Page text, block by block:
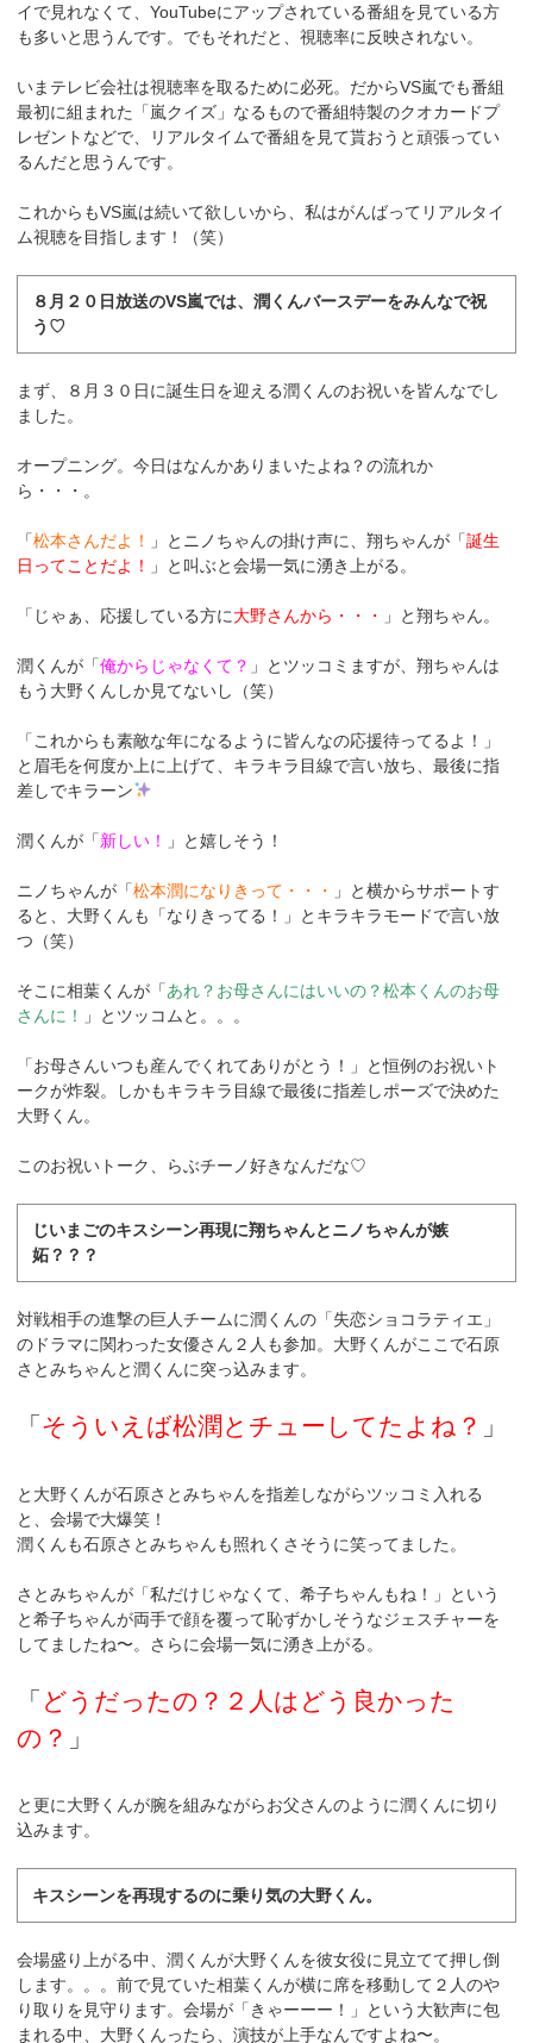
イで見れなくて、YouTubeにアップされている番組を見ている方
も多いと思うんです。でもそれだと、視聴率に反映されない。
いまテレビ会社は視聴率を取るために必死。だからVS嵐でも番組
最初に組まれた「嵐クイズ」なるもので番組特製のクオカードプ
レゼントなどで、リアルタイムで番組を見て貰おうと頑張ってい
るんだと思うんです。
これからもVS嵐は続いて欲しいから、私はがんばってリアルタイ
ム視聴を目指します！（笑）
８月２０日放送のVS嵐では、潤くんバースデーをみんなで祝
う♡
まず、８月３０日に誕生日を迎える潤くんのお祝いを皆んなでし
ました。
オープニング。今日はなんかありまいたよね？の流れか
ら・・・。
「松本さんだよ！ 」とニノちゃんの掛け声に、翔ちゃんが「誕生
日ってことだよ！
」と叫ぶと会場一気に湧き上がる。
「じゃぁ、応援している方に大野さんから ・・・ 」と翔ちゃん。
潤くんが「俺からじゃなくて？ 」とツッコミますが、翔ちゃんは
もう大野くんしか見てないし（笑）
「これからも素敵な年になるように皆んなの応援待ってるよ！」
と眉毛を何度か上に上げて、キラキラ目線で言い放ち、最後に指
差しでキラーン
潤くんが「新しい！ 」と嬉しそう！
ニノちゃんが「松本潤になりきって・・・
」と横からサポートす
ると、大野くんも「なりきってる！」とキラキラモードで言い放
つ（笑）
そこに相葉くんが「あれ？お母さんにはいいの？松本くんのお母
さんに！
」とツッコムと。。。
「お母さんいつも産んでくれてありがとう！」と恒例のお祝いト
ークが炸裂。しかもキラキラ目線で最後に指差しポーズで決めた
大野くん。
このお祝いトーク、らぶチーノ好きなんだな♡
じいまごのキスシーン再現に翔ちゃんとニノちゃんが嫉
妬？？？
対戦相手の進撃の巨人チームに潤くんの「失恋ショコラティエ」
のドラマに関わった女優さん２人も参加。大野くんがここで石原
さとみちゃんと潤くんに突っ込みます。
「 そういえば松潤とチューしてたよね？ 」
と大野くんが石原さとみちゃんを指差しながらツッコミ入れる
と、会場で大爆笑！
潤くんも石原さとみちゃんも照れくさそうに笑ってました。
さとみちゃんが「私だけじゃなくて、希子ちゃんもね！」という
と希子ちゃんが両手で顔を覆って恥ずかしそうなジェスチャーを
してましたね〜。さらに会場一気に湧き上がる。
「 どうだったの？２人はどう良かった
の？ 」
と更に大野くんが腕を組みながらお父さんのように潤くんに切り
込みます。
キスシーンを再現するのに乗り気の大野くん。
会場盛り上がる中、潤くんが大野くんを彼女役に見立てて押し倒
します。。。前で見ていた相葉くんが横に席を移動して２人のや
り取りを見守ります。会場が「きゃーーー！」という大歓声に包
まれる中、大野くんったら、演技が上手なんですよね〜。